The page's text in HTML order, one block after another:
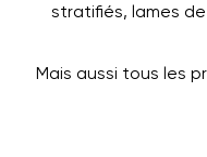
stratifiés, lames
Mais aussi tous les